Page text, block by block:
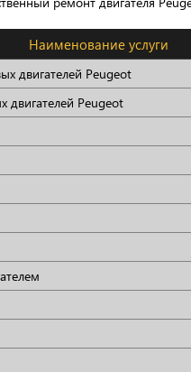
Наименование услуги
двигателей Peugeot
двигателей Peugeot